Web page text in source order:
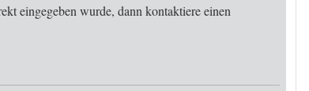
eingegeben wurde, dann kontaktiere einen